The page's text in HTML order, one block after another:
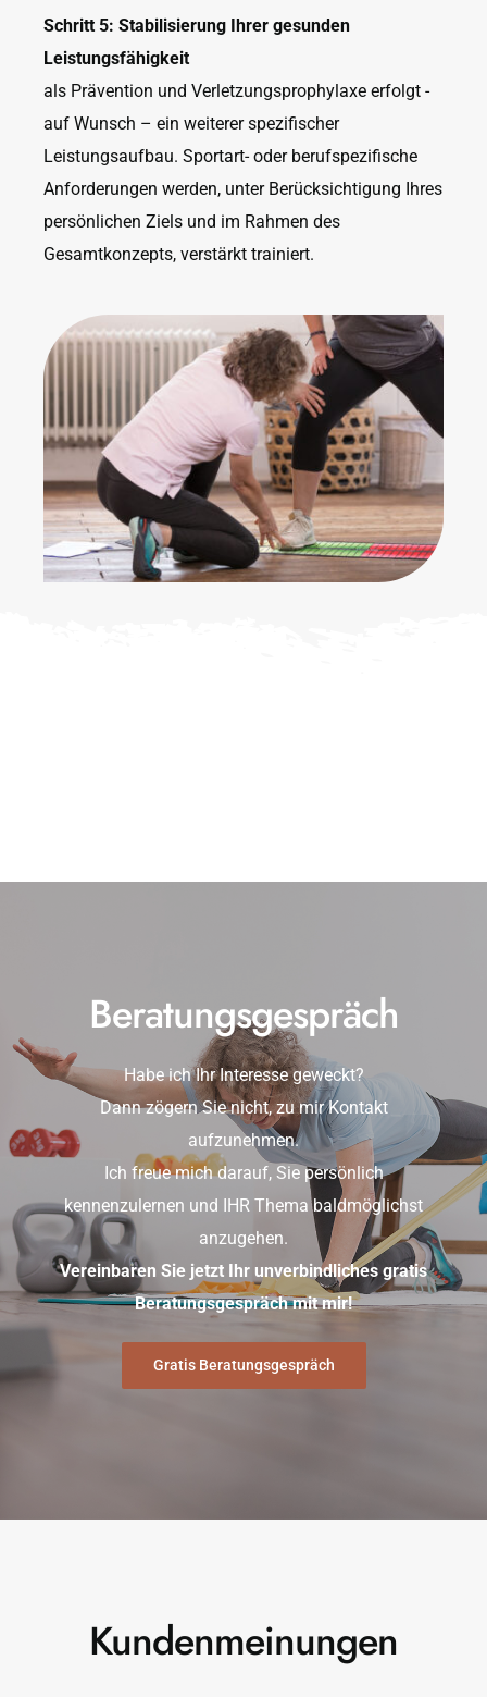
Schritt 5: Stabilisierung Ihrer gesunden
Leistungsfähigkeit
als Prävention und Verletzungsprophylaxe erfolgt -
auf Wunsch – ein weiterer spezifischer
Leistungsaufbau. Sportart- oder berufspezifische
Anforderungen werden, unter Berücksichtigung Ihres
persönlichen Ziels und im Rahmen des
Gesamtkonzepts, verstärkt trainiert.
Beratungsgespräch
Habe ich Ihr Interesse geweckt?
Dann zögern Sie nicht, zu mir Kontakt
aufzunehmen.
Ich freue mich darauf, Sie persönlich
kennenzulernen und IHR Thema baldmöglichst
anzugehen.
Vereinbaren Sie jetzt Ihr unverbindliches gratis
Beratungsgespräch mit mir!
Gratis Beratungsgespräch
Kundenmeinungen